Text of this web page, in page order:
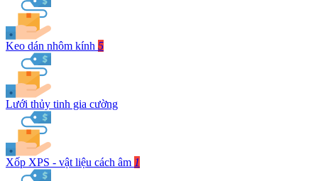
Keo dán nhôm kính 5
Lưới thủy tinh gia cường
Xốp XPS - vật liệu cách âm 1